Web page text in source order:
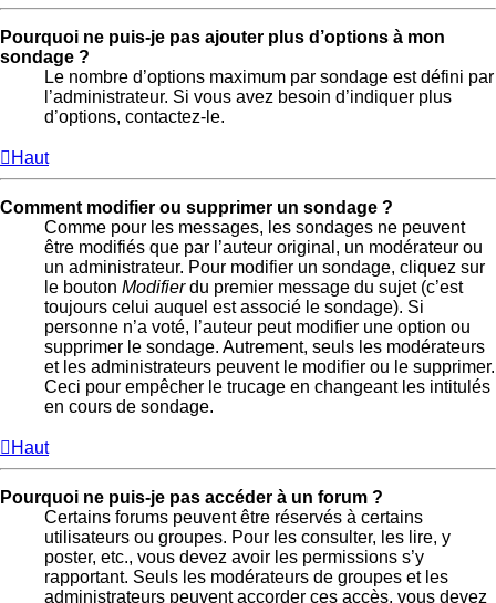
Pourquoi ne puis-je pas ajouter plus d’options à mon
sondage ?
Le nombre d’options maximum par sondage est défini par
l’administrateur. Si vous avez besoin d’indiquer plus
d’options, contactez-le.
Haut
Comment modifier ou supprimer un sondage ?
Comme pour les messages, les sondages ne peuvent
être modifiés que par l’auteur original, un modérateur ou
un administrateur. Pour modifier un sondage, cliquez sur
le bouton Modifierdu premier message du sujet (c’est
toujours celui auquel est associé le sondage). Si
personne n’a voté, l’auteur peut modifier une option ou
supprimer le sondage. Autrement, seuls les modérateurs
et les administrateurs peuvent le modifier ou le supprimer.
Ceci pour empêcher le trucage en changeant les intitulés
en cours de sondage.
Haut
Pourquoi ne puis-je pas accéder à un forum ?
Certains forums peuvent être réservés à certains
utilisateurs ou groupes. Pour les consulter, les lire, y
poster, etc., vous devez avoir les permissions s’y
rapportant. Seuls les modérateurs de groupes et les
administrateurs peuvent accorder ces accès, vous devez